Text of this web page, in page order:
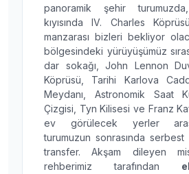
panoramik şehir
kıyısında IV. Charles
manzarası bizleri bekliyor
bölgesindeki yürüyüşümüz
dar sokağı, John Lennon
Köprüsü, Tarihi Karlova
Meydanı, Astronomik Saat
Çizgisi, Tyn Kilisesi ve Franz
ev görülecek yerler
turumuzun sonrasında
transfer. Akşam dileyen
rehberimiz tarafından